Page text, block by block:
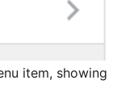
item, showing